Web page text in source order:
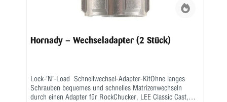
Hornady – Wechseladapter (2 Stück)
Lock-’N’-Load Schnellwechsel-Adapter-KitOhne langes
Schrauben bequemes und schnelles Matrizenwechseln
durch einen Adapter für RockChucker, LEE Classic Cast,